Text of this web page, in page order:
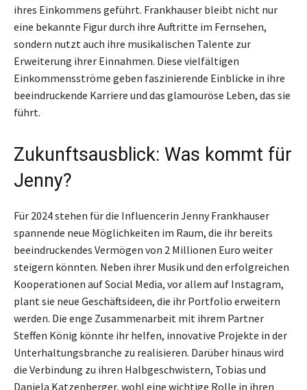
ihres Einkommens geführt. Frankhauser bleibt nicht nur
eine bekannte Figur durch ihre Auftritte im Fernsehen,
sondern nutzt auch ihre musikalischen Talente zur
Erweiterung ihrer Einnahmen. Diese vielfältigen
Einkommensströme geben faszinierende Einblicke in ihre
beeindruckende Karriere und das glamouröse Leben, das sie
führt.
Zukunftsausblick: Was kommt für
Jenny?
Für 2024 stehen für die Influencerin Jenny Frankhauser
spannende neue Möglichkeiten im Raum, die ihr bereits
beeindruckendes Vermögen von 2 Millionen Euro weiter
steigern könnten. Neben ihrer Musik und den erfolgreichen
Kooperationen auf Social Media, vor allem auf Instagram,
plant sie neue Geschäftsideen, die ihr Portfolio erweitern
werden. Die enge Zusammenarbeit mit ihrem Partner
Steffen König könnte ihr helfen, innovative Projekte in der
Unterhaltungsbranche zu realisieren. Darüber hinaus wird
die Verbindung zu ihren Halbgeschwistern, Tobias und
Daniela Katzenberger, wohl eine wichtige Rolle in ihren